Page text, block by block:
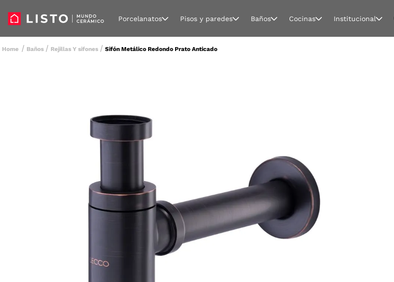
Porcelanatos Pisos y paredes Baños Cocinas Institucional
Baños Rejillas Y sifones Sifón Metálico Redondo Prato Anticado